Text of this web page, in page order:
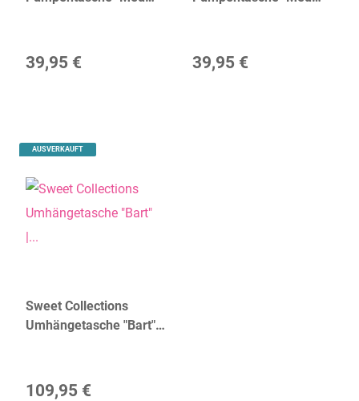
39,95 € 39,95 €
AUSVERKAUFT
Sweet Collections
Umhängetasche "Bart" |
109,95 €